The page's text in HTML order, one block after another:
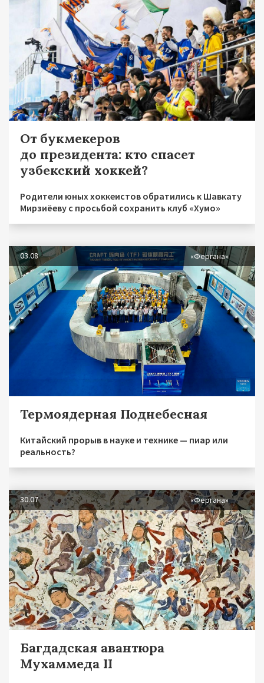
От букмекеров
до президента: кто спасет
узбекский хоккей?
Родители юных хоккеистов обратились к Шавкату
Мирзиёеву с просьбой сохранить клуб «Хумо»
03.08 «Фергана»
Термоядерная Поднебесная
Китайский прорыв в науке и технике — пиар или
реальность?
30.07 «Фергана»
Багдадская авантюра
Мухаммеда II